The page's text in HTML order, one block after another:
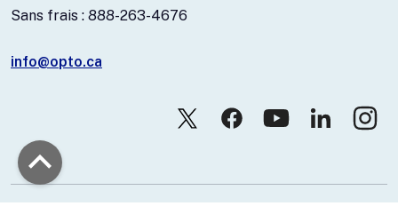
Sans frais : 888-263-4676
info@opto.ca